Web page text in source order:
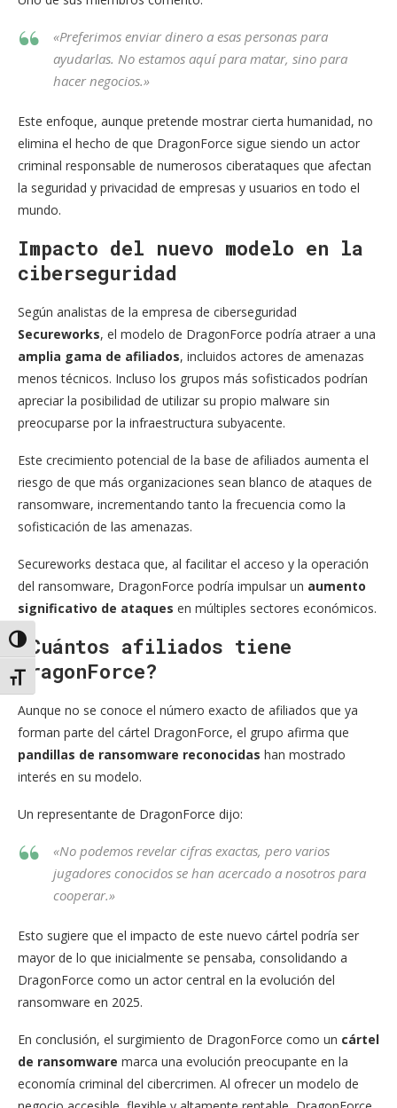
Alternar alto contraste
Alternar tamaño de letra
«Preferimos enviar dinero a esas personas para
ayudarlas. No estamos aquí para matar, sino para
hacer negocios.»
Este enfoque, aunque pretende mostrar cierta humanidad, no
elimina el hecho de que DragonForce sigue siendo un actor
criminal responsable de numerosos ciberataques que afectan
la seguridad y privacidad de empresas y usuarios en todo el
mundo.
Impacto del nuevo modelo en la
ciberseguridad
Según analistas de la empresa de ciberseguridad
Secureworks, el modelo de DragonForce podría atraer a una
amplia gama de afiliados, incluidos actores de amenazas
menos técnicos. Incluso los grupos más sofisticados podrían
apreciar la posibilidad de utilizar su propio malware sin
preocuparse por la infraestructura subyacente.
Este crecimiento potencial de la base de afiliados aumenta el
riesgo de que más organizaciones sean blanco de ataques de
ransomware, incrementando tanto la frecuencia como la
sofisticación de las amenazas.
Secureworks destaca que, al facilitar el acceso y la operación
del ransomware, DragonForce podría impulsar un aumento
significativo de ataques en múltiples sectores económicos.
¿Cuántos afiliados tiene
DragonForce?
Aunque no se conoce el número exacto de afiliados que ya
forman parte del cártel DragonForce, el grupo afirma que
pandillas de ransomware reconocidas han mostrado
interés en su modelo.
Un representante de DragonForce dijo:
«No podemos revelar cifras exactas, pero varios
jugadores conocidos se han acercado a nosotros para
cooperar.»
Esto sugiere que el impacto de este nuevo cártel podría ser
mayor de lo que inicialmente se pensaba, consolidando a
DragonForce como un actor central en la evolución del
ransomware en 2025.
En conclusión, el surgimiento de DragonForce como un cártel
de ransomware marca una evolución preocupante en la
economía criminal del cibercrimen. Al ofrecer un modelo de